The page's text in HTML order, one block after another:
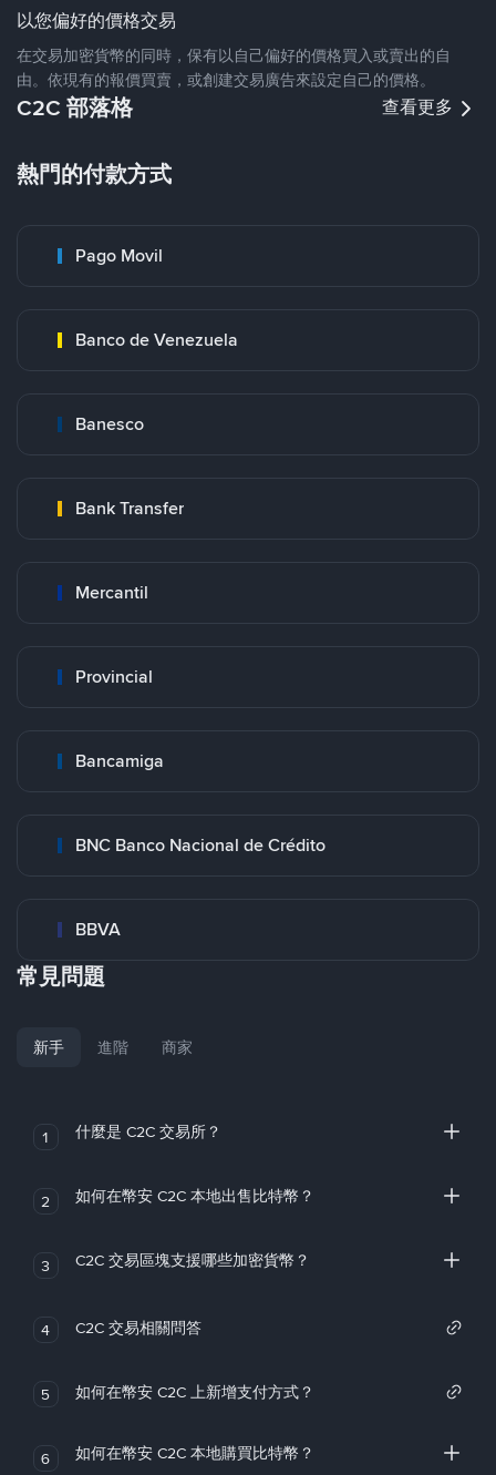
以您偏好的價格交易
在交易加密貨幣的同時，保有以自己偏好的價格買入或賣出的自
由。依現有的報價買賣，或創建交易廣告來設定自己的價格。
C2C 部落格 查看更多
熱門的付款方式
Pago Movil
Banco de Venezuela
Banesco
Bank Transfer
Mercantil
Provincial
Bancamiga
BNC Banco Nacional de Crédito
BBVA
常見問題
新手 進階 商家
1 什麼是 C2C 交易所？
2 如何在幣安 C2C 本地出售比特幣？
3 C2C 交易區塊支援哪些加密貨幣？
4 C2C 交易相關問答
5 如何在幣安 C2C 上新增支付方式？
6 如何在幣安 C2C 本地購買比特幣？